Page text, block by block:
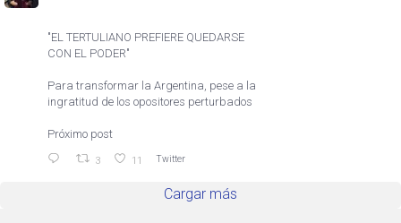
"EL TERTULIANO PREFIERE QUEDARSE
CON EL PODER"
Para transformar la Argentina, pese a la
ingratitud de los opositores perturbados
Próximo post
3 11 Twitter
Cargar más